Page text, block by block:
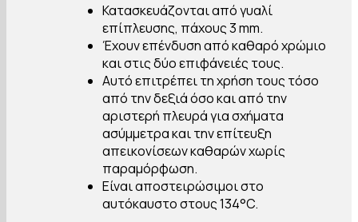
Κατασκευάζονται από γυαλί
επίπλευσης, πάχους 3 mm.
Έχουν επένδυση από καθαρό χρώμιο
και στις δύο επιφάνειές τους.
Αυτό επιτρέπει τη χρήση τους τόσο
από την δεξιά όσο και από την
αριστερή πλευρά για σχήματα
ασύμμετρα και την επίτευξη
απεικονίσεων καθαρών χωρίς
παραμόρφωση.
Είναι αποστειρώσιμοι στο
αυτόκαυστο στους 134°C.